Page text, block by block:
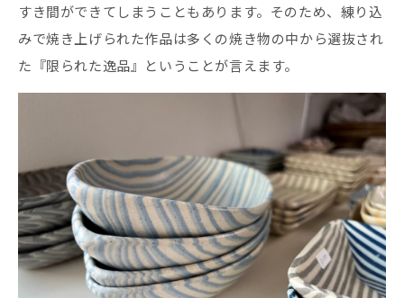
すき間ができてしまうこともあります。そのため、練り込
みで焼き上げられた作品は多くの焼き物の中から選抜され
た『限られた逸品』ということが言えます。